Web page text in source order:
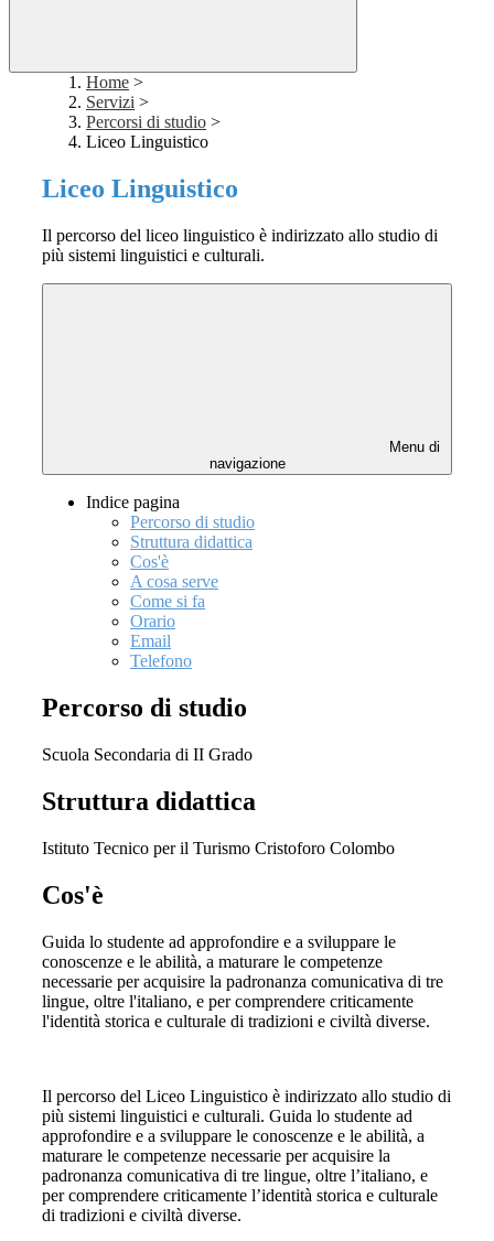
Home >
Servizi >
Percorsi di studio >
Liceo Linguistico
Liceo Linguistico
Il percorso del liceo linguistico è indirizzato allo studio di
più sistemi linguistici e culturali.
Menu di
navigazione
Indice pagina
Percorso di studio
Struttura didattica
Cos'è
A cosa serve
Come si fa
Orario
Email
Telefono
Percorso di studio
Scuola Secondaria di II Grado
Struttura didattica
Istituto Tecnico per il Turismo Cristoforo Colombo
Cos'è
Guida lo studente ad approfondire e a sviluppare le
conoscenze e le abilità, a maturare le competenze
necessarie per acquisire la padronanza comunicativa di tre
lingue, oltre l'italiano, e per comprendere criticamente
l'identità storica e culturale di tradizioni e civiltà diverse.
Il percorso del Liceo Linguistico è indirizzato allo studio di
più sistemi linguistici e culturali. Guida lo studente ad
approfondire e a sviluppare le conoscenze e le abilità, a
maturare le competenze necessarie per acquisire la
padronanza comunicativa di tre lingue, oltre l’italiano, e
per comprendere criticamente l’identità storica e culturale
di tradizioni e civiltà diverse.